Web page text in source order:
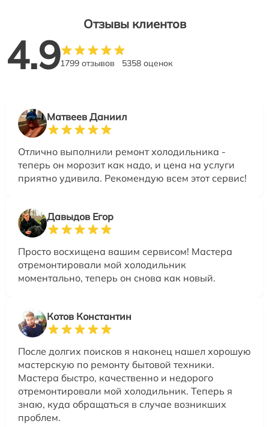
Отзывы клиентов
4.91799 отзывов 5358 оценок
Матвеев Даниил
Отлично выполнили ремонт холодильника -
теперь он морозит как надо, и цена на услуги
приятно удивила. Рекомендую всем этот сервис!
Давыдов Егор
Просто восхищена вашим сервисом! Мастера
отремонтировали мой холодильник
моментально, теперь он снова как новый.
Котов Константин
После долгих поисков я наконец нашел хорошую
мастерскую по ремонту бытовой техники.
Мастера быстро, качественно и недорого
отремонтировали мой холодильник. Теперь я
знаю, куда обращаться в случае возникших
проблем.